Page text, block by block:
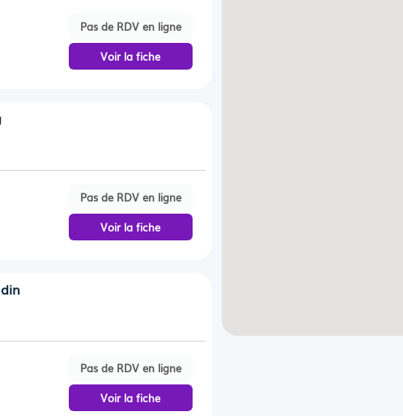
Pas de RDV en ligne
Voir la fiche
Pas de RDV en ligne
Voir la fiche
Pas de RDV en ligne
Voir la fiche